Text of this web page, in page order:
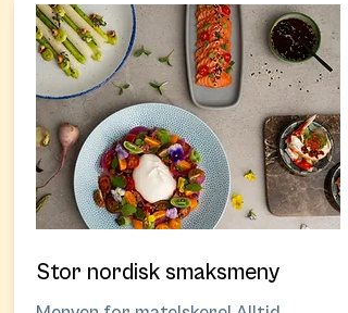
Stor nordisk smaksmeny